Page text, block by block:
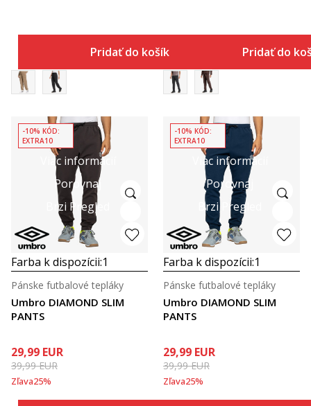
Pridať do košíka Pridať do
Viac informácií
Porovnaj
Brzi Pregled
-10% KÓD:
EXTRA10
Farba k dispozícii:1
Umbro DIAMOND SLIM
PANTS
Pánske futbalové tepláky
29,99 EUR
39,99EUR
Zľava25%
Viac informácií
Porovnaj
Brzi Pregled
-10% KÓD:
EXTRA10
Farba k dispozícii:1
Umbro DIAMOND SLIM
PANTS
Pánske futbalové tepláky
29,99 EUR
39,99EUR
Zľava25%